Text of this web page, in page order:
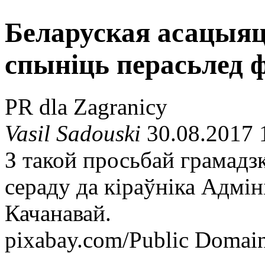
Беларуская
спыніць перасьлед
PR dla Zagranicy
Vasil Sadouski 30.08.2017
З такой просьбай
сераду да кіраўніка
Качанавай.
pixabay.com/Public